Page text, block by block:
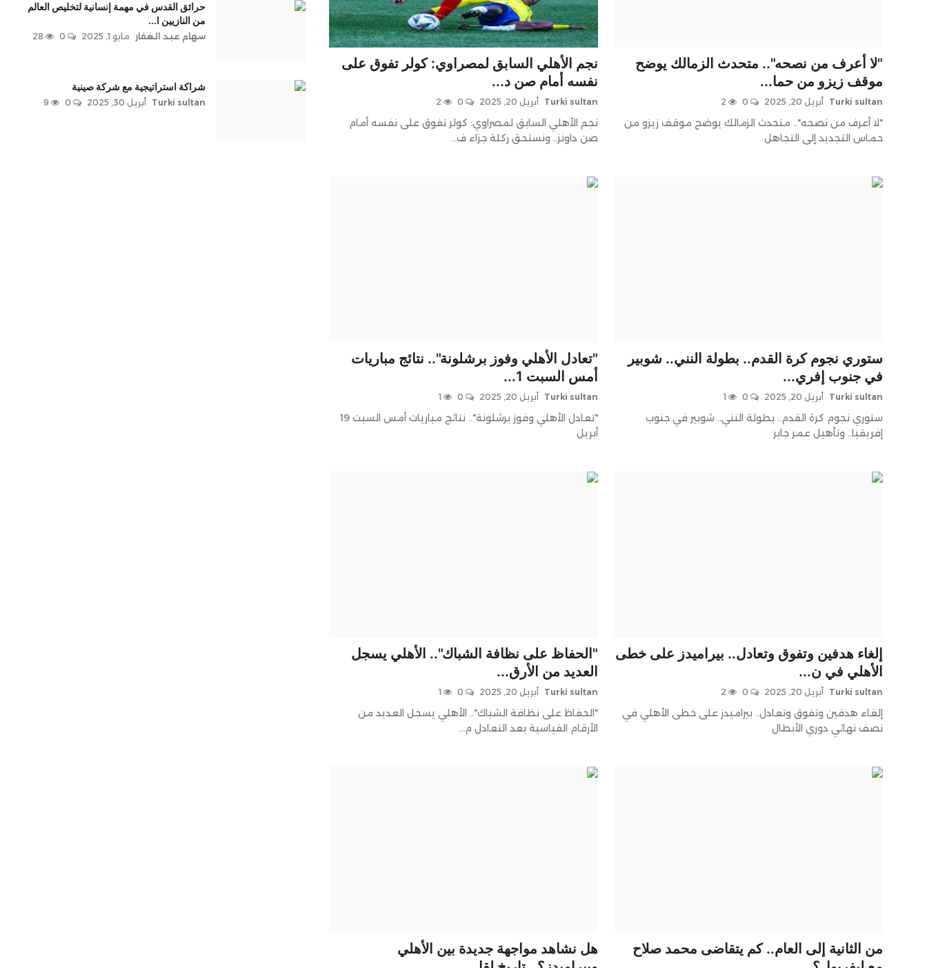
"لا أعرف من نصحه".. متحدث الزمالك يوضح
موقف زيزو من حما...
Turki sultan أبريل 20, 2025
"لا أعرف من نصحه".. متحدث الزمالك يوضح موقف زيزو من
حماس التجديد إلى التجاهل
نجم الأهلي السابق لمصراوي: كولر تفوق على
نفسه أمام صن د...
Turki sultan أبريل 20, 2025
نجم الأهلي السابق لمصراوي: كولر تفوق على نفسه أمام
صن داونز.. ونستحق ركلة جزاء ف...
ستوري نجوم كرة القدم.. بطولة النني.. شوبير
في جنوب إفري...
Turki sultan أبريل 20, 2025
ستوري نجوم كرة القدم.. بطولة النني.. شوبير في جنوب
إفريقيا.. وتأهيل عمر جابر
"تعادل الأهلي وفوز برشلونة".. نتائج مباريات
أمس السبت 1...
Turki sultan أبريل 20, 2025
"تعادل الأهلي وفوز برشلونة".. نتائج مباريات أمس السبت 19
أبريل
إلغاء هدفين وتفوق وتعادل.. بيراميدز على خطى
الأهلي في ن...
Turki sultan أبريل 20, 2025
إلغاء هدفين وتفوق وتعادل.. بيراميدز على خطى الأهلي في
نصف نهائي دوري الأبطال
"الحفاظ على نظافة الشباك".. الأهلي يسجل
العديد من الأرق...
Turki sultan أبريل 20, 2025
"الحفاظ على نظافة الشباك".. الأهلي يسجل العديد من
الأرقام القياسية بعد التعادل م...
من الثانية إلى العام.. كم يتقاضى محمد صلاح
هل نشاهد مواجهة جديدة بين الأهلي
حرائق القدس في مهمة إنسانية لتخليص العالم
من النازيين ا...
سهام عبد الغفار مايو 1, 2025 0
28
شراكة استراتيجية مع شركة صينية
Turki sultan أبريل 30, 2025 0
9